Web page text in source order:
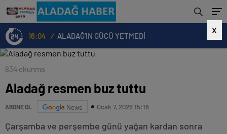
16:04 / ALADAĞ’IN GÜCÜ YETMEDİ
X
834 okunma
Aladağ resmen buz tuttu
ABONE OL News Ocak 7, 2026 15:18
Çarşamba ve perşembe günü yağan kardan sonra